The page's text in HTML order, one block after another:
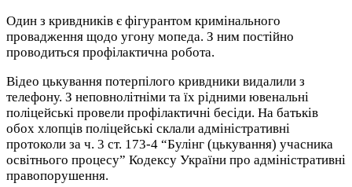
Один з кривдників є фігурантом кримінального
провадження щодо угону мопеда. З ним постійно
проводиться профілактична робота.
Відео цькування потерпілого кривдники видалили з
телефону. З неповнолітніми та їх рідними ювенальні
поліцейські провели профілактичні бесіди. На батьків
обох хлопців поліцейські склали адміністративні
протоколи за ч. 3 ст. 173-4 “Булінг (цькування) учасника
освітнього процесу” Кодексу України про адміністративні
правопорушення.